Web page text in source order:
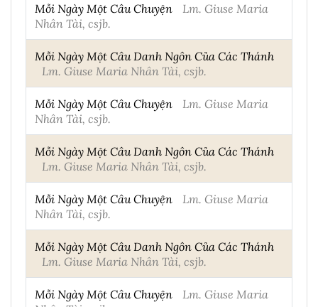
Mỗi Ngày Một Câu Chuyện
Lm. Giuse Maria
Nhân Tài, csjb.
Mỗi Ngày Một Câu Danh Ngôn Của Các Thánh
Lm. Giuse Maria Nhân Tài, csjb.
Mỗi Ngày Một Câu Chuyện
Lm. Giuse Maria
Nhân Tài, csjb.
Mỗi Ngày Một Câu Danh Ngôn Của Các Thánh
Lm. Giuse Maria Nhân Tài, csjb.
Mỗi Ngày Một Câu Chuyện
Lm. Giuse Maria
Nhân Tài, csjb.
Mỗi Ngày Một Câu Danh Ngôn Của Các Thánh
Lm. Giuse Maria Nhân Tài, csjb.
Mỗi Ngày Một Câu Chuyện
Lm. Giuse Maria